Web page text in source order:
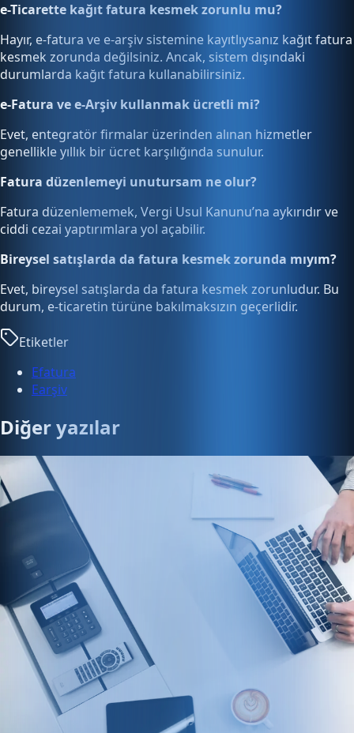
e-Ticarette kağıt fatura kesmek zorunlu mu?
Hayır, e-fatura ve e-arşiv sistemine kayıtlıysanız kağıt fatura
kesmek zorunda değilsiniz. Ancak, sistem dışındaki
durumlarda kağıt fatura kullanabilirsiniz.
e-Fatura ve e-Arşiv kullanmak ücretli mi?
Evet, entegratör firmalar üzerinden alınan hizmetler
genellikle yıllık bir ücret karşılığında sunulur.
Fatura düzenlemeyi unutursam ne olur?
Fatura düzenlememek, Vergi Usul Kanunu’na aykırıdır ve
ciddi cezai yaptırımlara yol açabilir.
Bireysel satışlarda da fatura kesmek zorunda mıyım?
Evet, bireysel satışlarda da fatura kesmek zorunludur. Bu
durum, e-ticaretin türüne bakılmaksızın geçerlidir.
Etiketler
Efatura
Earşiv
Diğer yazılar